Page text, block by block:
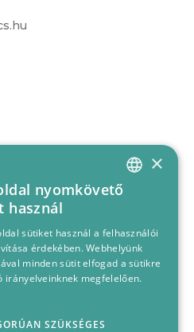
HUNGARIAN
×
nyomkövető
használ
sütiket használ a felhasználói
érdekében. Webhelyünk
minden sütit elfogad a sütikre
irányelveinknek megfelelően.
SZÜKSÉGES